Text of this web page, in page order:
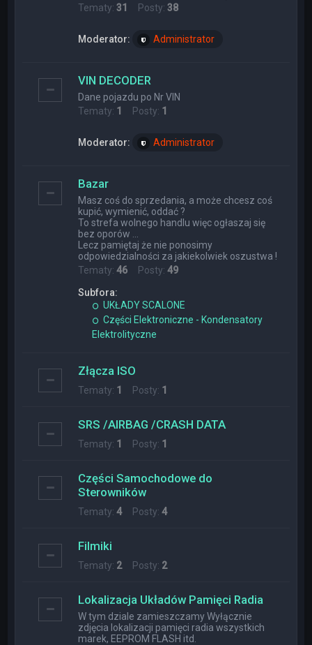
Tematy:31 Posty:38
Moderator: Administrator
VIN DECODER
Dane pojazdu po Nr VIN
Tematy: 1 Posty: 1
Moderator: Administrator
Bazar
Masz coś do sprzedania, a może chcesz coś
kupić, wymienić, oddać ?
To strefa wolnego handlu więc ogłaszaj się
bez oporów ...
Lecz pamiętaj że nie ponosimy
odpowiedzialności za jakiekolwiek oszustwa !
Tematy:46 Posty:49
Subfora:
UKŁADY SCALONE
Części Elektroniczne - Kondensatory
Elektrolityczne
Złącza ISO
Tematy: 1 Posty: 1
SRS /AIRBAG /CRASH DATA
Tematy: 1 Posty: 1
Części Samochodowe do
Sterowników
Tematy:4Posty:4
Filmiki
Tematy: 2Posty: 2
Lokalizacja Układów Pamięci Radia
W tym dziale zamieszczamy Wyłącznie
zdjęcia lokalizacji pamięci radia wszystkich
marek, EEPROM FLASH itd.